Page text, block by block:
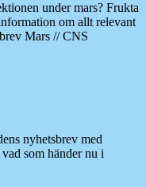
under mars? Frukta
om allt relevant
Mars // CNS
nyhetsbrev med
som händer nu i